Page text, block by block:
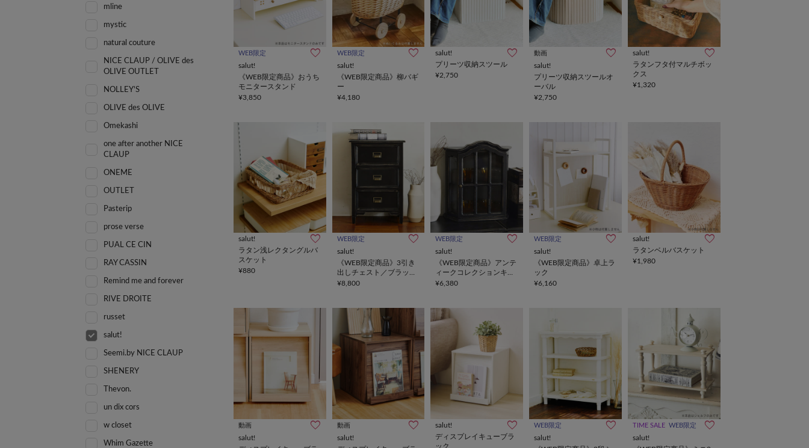
WEB限定
salut!
《WEB限定商品》おうち
モニタースタンド
¥3,850
WEB限定
salut!
《WEB限定商品》柳バギ
ー
¥4,180
salut!
プリーツ収納スツール
¥2,750
動画
salut!
プリーツ収納スツールオ
ーバル
¥2,750
salut!
ラタンフタ付マルチボッ
クス
¥1,320
salut!
ラタン浅レクタングルバ
スケット
¥880
WEB限定
salut!
《WEB限定商品》3引き
出しチェスト／ブラック
アンティーク
¥8,800
WEB限定
salut!
《WEB限定商品》アンテ
ィークコレクションキャ
ビネット／ブラックアン
¥6,380
WEB限定
salut!
《WEB限定商品》卓上ラ
ック
¥6,160
salut!
ラタンベルバスケット
¥1,980
動画
salut!
動画
salut!
salut!
ディスプレイキューブラ
ック
WEB限定
salut!
TIME SALE WEB限定
salut!
mline
mystic
natural couture
NICE CLAUP / OLIVE des
OLIVE OUTLET
NOLLEY'S
OLIVE des OLIVE
Omekashi
one after another NICE
CLAUP
ONEME
OUTLET
Pasterip
prose verse
PUAL CE CIN
RAY CASSIN
Remind me and forever
RIVE DROITE
russet
salut!
Seemi.by NICE CLAUP
SHENERY
Thevon.
un dix cors
w closet
Whim Gazette